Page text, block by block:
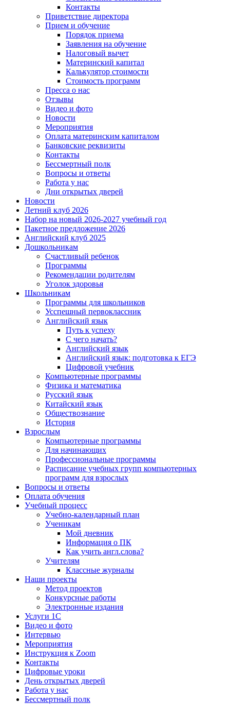
Контакты
Приветствие директора
Прием и обучение
Порядок приема
Заявления на обучение
Налоговый вычет
Материнский капитал
Калькулятор стоимости
Стоимость программ
Пресса о нас
Отзывы
Видео и фото
Новости
Мероприятия
Оплата материнским капиталом
Банковские реквизиты
Контакты
Бессмертный полк
Вопросы и ответы
Работа у нас
Дни открытых дверей
Новости
Летний клуб 2026
Набор на новый 2026-2027 учебный год
Пакетное предложение 2026
Английский клуб 2025
Дошкольникам
Счастливый ребенок
Программы
Рекомендации родителям
Уголок здоровья
Школьникам
Программы для школьников
Усспешный первоклассник
Английский язык
Путь к успеху
С чего начать?
Английский язык
Английский язык: подготовка к ЕГЭ
Цифровой учебник
Компьютерные программы
Физика и математика
Русский язык
Китайский язык
Обществознание
История
Взрослым
Компьютерные программы
Для начинающих
Профессиональные программы
Расписание учебных групп компьютерных
программ для взрослых
Вопросы и ответы
Оплата обучения
Учебный процесс
Учебно-календарный план
Ученикам
Мой дневник
Информация о ПК
Как учить англ.слова?
Учителям
Классные журналы
Наши проекты
Метод проектов
Конкурсные работы
Электронные издания
Услуги 1C
Видео и фото
Интервью
Мероприятия
Инструкция к Zoom
Контакты
Цифровые уроки
День открытых дверей
Работа у нас
Бессмертный полк